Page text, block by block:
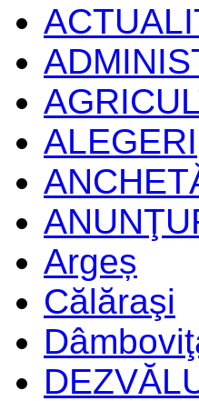
ALEGERI
Argeș
Călăraşi